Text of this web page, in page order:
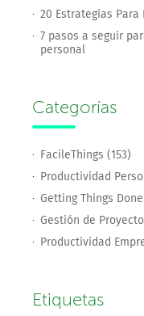
20 Estrategias
7 pasos a seguir
personal
Categorías
FacileThings (153)
Productividad
Getting Things Done
Gestión de
Productividad
Etiquetas